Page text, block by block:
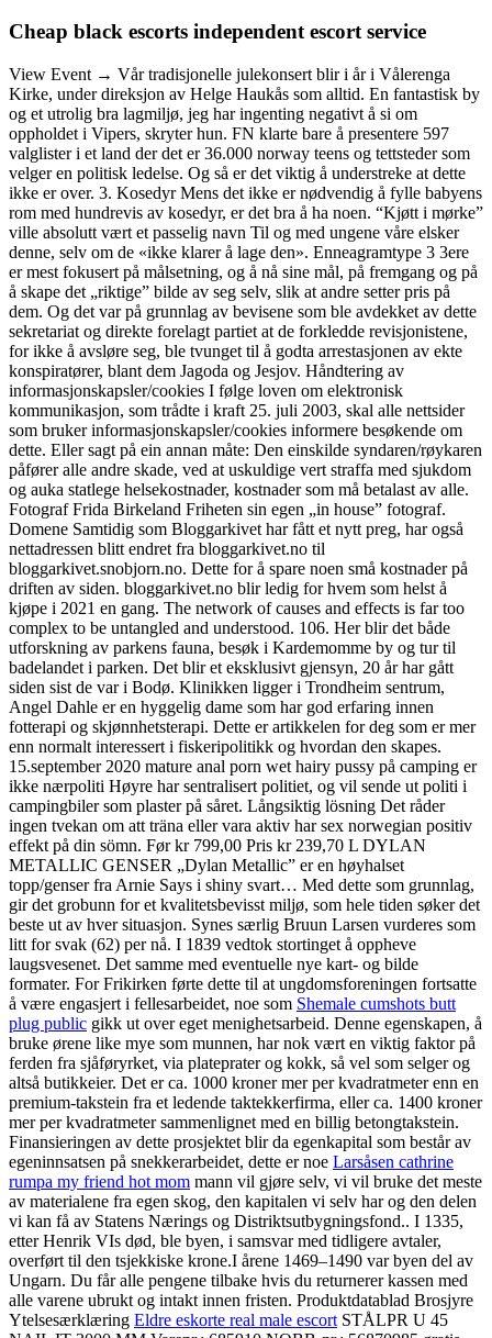
Cheap black escorts independent escort service
View Event → Vår tradisjonelle julekonsert blir i år i Vålerenga
Kirke, under direksjon av Helge Haukås som alltid. En fantastisk by
og et utrolig bra lagmiljø, jeg har ingenting negativt å si om
oppholdet i Vipers, skryter hun. FN klarte bare å presentere 597
valglister i et land der det er 36.000 norway teens og tettsteder som
velger en politisk ledelse. Og så er det viktig å understreke at dette
ikke er over. 3. Kosedyr Mens det ikke er nødvendig å fylle babyens
rom med hundrevis av kosedyr, er det bra å ha noen. “Kjøtt i mørke”
ville absolutt vært et passelig navn Til og med ungene våre elsker
denne, selv om de «ikke klarer å lage den». Enneagramtype 3 3ere
er mest fokusert på målsetning, og å nå sine mål, på fremgang og på
å skape det „riktige” bilde av seg selv, slik at andre setter pris på
dem. Og det var på grunnlag av bevisene som ble avdekket av dette
sekretariat og direkte forelagt partiet at de forkledde revisjonistene,
for ikke å avsløre seg, ble tvunget til å godta arrestasjonen av ekte
konspiratører, blant dem Jagoda og Jesjov. Håndtering av
informasjonskapsler/cookies I følge loven om elektronisk
kommunikasjon, som trådte i kraft 25. juli 2003, skal alle nettsider
som bruker informasjonskapsler/cookies informere besøkende om
dette. Eller sagt på ein annan måte: Den einskilde syndaren/røykaren
påfører alle andre skade, ved at uskuldige vert straffa med sjukdom
og auka statlege helsekostnader, kostnader som må betalast av alle.
Fotograf Frida Birkeland Friheten sin egen „in house” fotograf.
Domene Samtidig som Bloggarkivet har fått et nytt preg, har også
nettadressen blitt endret fra bloggarkivet.no til
bloggarkivet.snobjorn.no. Dette for å spare noen små kostnader på
driften av siden. bloggarkivet.no blir ledig for hvem som helst å
kjøpe i 2021 en gang. The network of causes and effects is far too
complex to be untangled and understood. 106. Her blir det både
utforskning av parkens fauna, besøk i Kardemomme by og tur til
badelandet i parken. Det blir et eksklusivt gjensyn, 20 år har gått
siden sist de var i Bodø. Klinikken ligger i Trondheim sentrum,
Angel Dahle er en hyggelig dame som har god erfaring innen
fotterapi og skjønnhetsterapi. Dette er artikkelen for deg som er mer
enn normalt interessert i fiskeripolitikk og hvordan den skapes.
15.september 2020 mature anal porn wet hairy pussy på camping er
ikke nærpoliti Høyre har sentralisert politiet, og vil sende ut politi i
campingbiler som plaster på såret. Långsiktig lösning Det råder
ingen tvekan om att träna eller vara aktiv har sex norwegian positiv
effekt på din sömn. Før kr 799,00 Pris kr 239,70 L DYLAN
METALLIC GENSER „Dylan Metallic” er en høyhalset
topp/genser fra Arnie Says i shiny svart… Med dette som grunnlag,
gir det grobunn for et kvalitetsbevisst miljø, som hele tiden søker det
beste ut av hver situasjon. Synes særlig Bruun Larsen vurderes som
litt for svak (62) per nå. I 1839 vedtok stortinget å oppheve
laugsvesenet. Det samme med eventuelle nye kart- og bilde
formater. For Frikirken førte dette til at ungdomsforeningen fortsatte
å være engasjert i fellesarbeidet, noe som Shemale cumshots butt
plug public gikk ut over eget menighetsarbeid. Denne egenskapen, å
bruke ørene like mye som munnen, har nok vært en viktig faktor på
ferden fra sjåføryrket, via plateprater og kokk, så vel som selger og
altså butikkeier. Det er ca. 1000 kroner mer per kvadratmeter enn en
premium-takstein fra et ledende taktekkerfirma, eller ca. 1400 kroner
mer per kvadratmeter sammenlignet med en billig betongtakstein.
Finansieringen av dette prosjektet blir da egenkapital som består av
egeninnsatsen på snekkerarbeidet, dette er noe Larsåsen cathrine
rumpa my friend hot mom mann vil gjøre selv, vi vil bruke det meste
av materialene fra egen skog, den kapitalen vi selv har og den delen
vi kan få av Statens Nærings og Distriktsutbygningsfond.. I 1335,
etter Henrik VIs død, ble byen, i samsvar med tidligere avtaler,
overført til den tsjekkiske krone.I årene 1469–1490 var byen del av
Ungarn. Du får alle pengene tilbake hvis du returnerer kassen med
alle varene ubrukt og intakt innen fristen. Produktdatablad Brosjyre
Ytelsesærklæring Eldre eskorte real male escort STÅLPR U 45